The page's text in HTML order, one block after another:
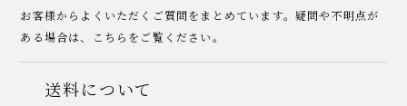
お客様からよくいただくご質問をまとめています。疑問や不明点が
ある場合は、こちらをご覧ください。
送料について